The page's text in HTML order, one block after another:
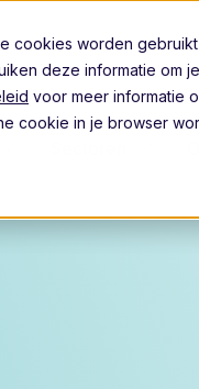
cookies worden
deze informatie om
voor meer informatie
cookie in je browser